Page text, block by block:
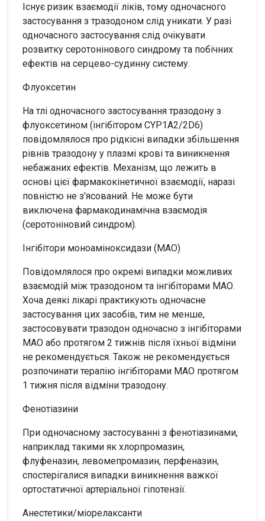
Існує ризик взаємодії ліків, тому одночасного
застосування з тразодоном слід уникати. У разі
одночасного застосування слід очікувати
розвитку серотонінового синдрому та побічних
ефектів на серцево-судинну систему.
Флуоксетин
На тлі одночасного застосування тразодону з
флуоксетином (інгібітором CYP1A2/2D6)
повідомлялося про рідкісні випадки збільшення
рівнів тразодону у плазмі крові та виникнення
небажаних ефектів. Механізм, що лежить в
основі цієї фармакокінетичної взаємодії, наразі
повністю не з'ясований. Не може бути
виключена фармакодинамічна взаємодія
(серотоніновий синдром).
Інгібітори моноаміноксидази (МАО)
Повідомлялося про окремі випадки можливих
взаємодій між тразодоном та інгібіторами МАО.
Хоча деякі лікарі практикують одночасне
застосування цих засобів, тим не менше,
застосовувати тразодон одночасно з інгібіторами
МАО або протягом 2 тижнів після їхньої відміни
не рекомендується. Також не рекомендується
розпочинати терапію інгібіторами МАО протягом
1 тижня після відміни тразодону.
Фенотіазини
При одночасному застосуванні з фенотіазинами,
наприклад такими як хлорпромазин,
флуфеназин, левомепромазин, перфеназин,
спостерігалися випадки виникнення важкої
ортостатичної артеріальної гіпотензії.
Анестетики/міорелаксанти